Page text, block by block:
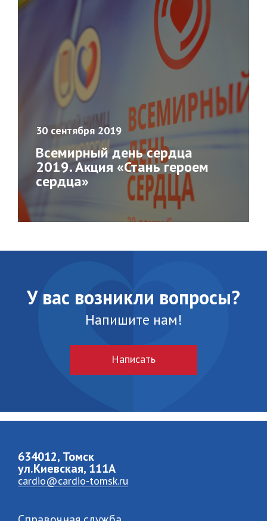
30 сентября 2019
Всемирный день сердца
2019. Акция «Стань героем
сердца»
У вас возникли вопросы?
Напишите нам!
Написать
634012, Томск
ул.Киевская, 111A
cardio@cardio-tomsk.ru